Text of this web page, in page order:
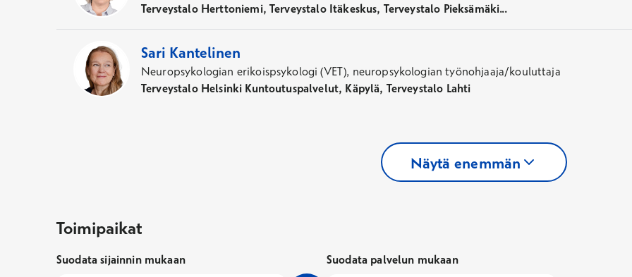
Terveystalo Herttoniemi, Terveystalo Itäkeskus, Terveystalo Pieksämäki...
Sari Kantelinen
Neuropsykologian erikoispsykologi (VET), neuropsykologian työnohjaaja/kouluttaja
Terveystalo Helsinki Kuntoutuspalvelut, Käpylä, Terveystalo Lahti
Näytä enemmän
Toimipaikat
Toimipaikat
Suodata sijainnin mukaan Suodata palvelun mukaan